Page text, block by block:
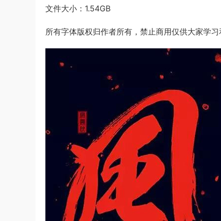
文件大小：1.54GB
所有字体版权归作者所有，禁止商用仅供大家学